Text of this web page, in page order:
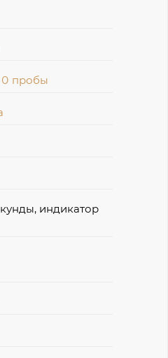
пробы
индикатор